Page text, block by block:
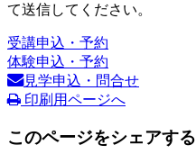
て送信してください。
受講申込・予約
体験申込・予約
見学申込・問合せ
印刷用ページへ
このページをシェアする